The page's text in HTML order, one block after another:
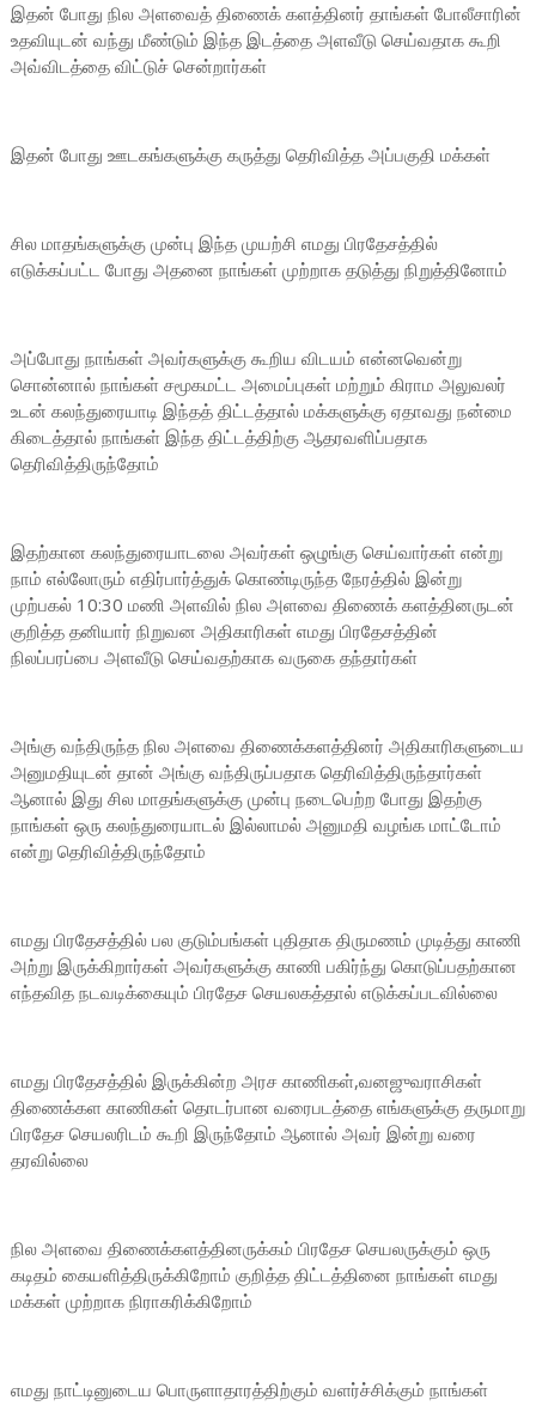
இதன் போது நில அளவைத் திணைக் களத்தினர் தாங்கள் போலீசாரின்
உதவியுடன் வந்து மீண்டும் இந்த இடத்தை அளவீடு செய்வதாக கூறி
அவ்விடத்தை விட்டுச் சென்றார்கள்
இதன் போது ஊடகங்களுக்கு கருத்து தெரிவித்த அப்பகுதி மக்கள்
சில மாதங்களுக்கு முன்பு இந்த முயற்சி எமது பிரதேசத்தில்
எடுக்கப்பட்ட போது அதனை நாங்கள் முற்றாக தடுத்து நிறுத்தினோம்
அப்போது நாங்கள் அவர்களுக்கு கூறிய விடயம் என்னவென்று
சொன்னால் நாங்கள் சமூகமட்ட அமைப்புகள் மற்றும் கிராம அலுவலர்
உடன் கலந்துரையாடி இந்தத் திட்டத்தால் மக்களுக்கு ஏதாவது நன்மை
கிடைத்தால் நாங்கள் இந்த திட்டத்திற்கு ஆதரவளிப்பதாக
தெரிவித்திருந்தோம்
இதற்கான கலந்துரையாடலை அவர்கள் ஒழுங்கு செய்வார்கள் என்று
நாம் எல்லோரும் எதிர்பார்த்துக் கொண்டிருந்த நேரத்தில் இன்று
முற்பகல் 10:30 மணி அளவில் நில அளவை திணைக் களத்தினருடன்
குறித்த தனியார் நிறுவன அதிகாரிகள் எமது பிரதேசத்தின்
நிலப்பரப்பை அளவீடு செய்வதற்காக வருகை தந்தார்கள்
அங்கு வந்திருந்த நில அளவை திணைக்களத்தினர் அதிகாரிகளுடைய
அனுமதியுடன் தான் அங்கு வந்திருப்பதாக தெரிவித்திருந்தார்கள்
ஆனால் இது சில மாதங்களுக்கு முன்பு நடைபெற்ற போது இதற்கு
நாங்கள் ஒரு கலந்துரையாடல் இல்லாமல் அனுமதி வழங்க மாட்டோம்
என்று தெரிவித்திருந்தோம்
எமது பிரதேசத்தில் பல குடும்பங்கள் புதிதாக திருமணம் முடித்து காணி
அற்று இருக்கிறார்கள் அவர்களுக்கு காணி பகிர்ந்து கொடுப்பதற்கான
எந்தவித நடவடிக்கையும் பிரதேச செயலகத்தால் எடுக்கப்படவில்லை
எமது பிரதேசத்தில் இருக்கின்ற அரச காணிகள்,வனஜுவராசிகள்
திணைக்கள காணிகள் தொடர்பான வரைபடத்தை எங்களுக்கு தருமாறு
பிரதேச செயலரிடம் கூறி இருந்தோம் ஆனால் அவர் இன்று வரை
தரவில்லை
நில அளவை திணைக்களத்தினருக்கம் பிரதேச செயலருக்கும் ஒரு
கடிதம் கையளித்திருக்கிறோம் குறித்த திட்டத்தினை நாங்கள் எமது
மக்கள் முற்றாக நிராகரிக்கிறோம்
எமது நாட்டினுடைய பொருளாதாரத்திற்கும் வளர்ச்சிக்கும் நாங்கள்